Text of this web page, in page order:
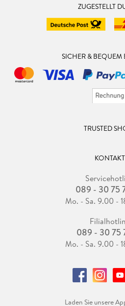
ZUGESTELLT
SICHER & BEQUEM
TRUSTED
KONTAKT
089 - 30 75
Mo. - Sa. 9.00 -
089 - 30 75
Mo. - Sa. 9.00 -
Laden Sie unsere